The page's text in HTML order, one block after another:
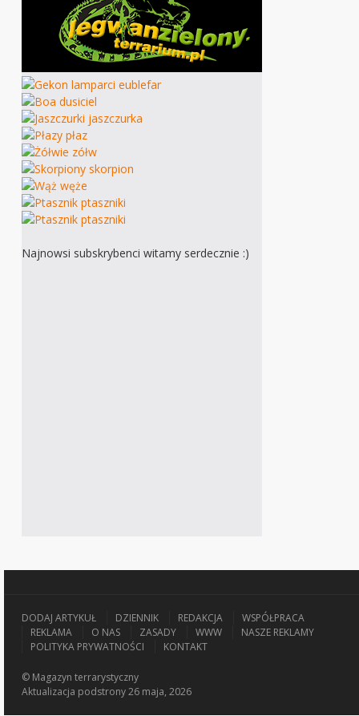
Najnowsi subskrybenci witamy serdecznie :)
DODAJ ARTYKUŁ DZIENNIK REDAKCJA
WSPÓŁPRACA
REKLAMA
O NAS ZASADY WWW
NASZE REKLAMY
POLITYKA PRYWATNOŚCI
KONTAKT
© Magazyn terrarystyczny
Aktualizacja podstrony 26 maja, 2026